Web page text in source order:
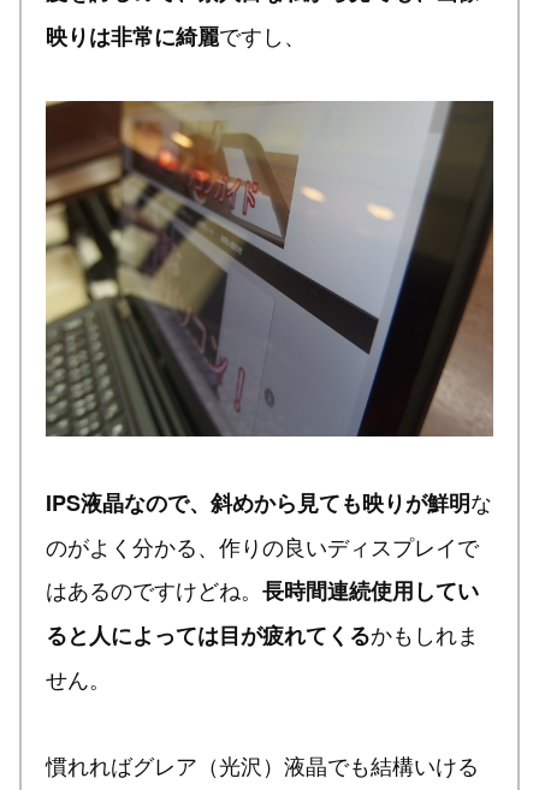
映りは非常に綺麗ですし、
IPS液晶なので、斜めから見ても映りが鮮明な
のがよく分かる、作りの良いディスプレイで
はあるのですけどね。 長時間連続使用してい
ると人によっては目が疲れてくるかもしれま
せん。
慣れればグレア（光沢）液晶でも結構いける